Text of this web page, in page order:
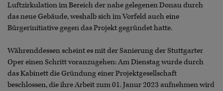
Luftzirkulation im Bereich der nahe gelegenen Donau durch
das neue Gebäude, weshalb sich im Vorfeld auch eine
Bürgerinitiative gegen das Projekt gegründet hatte.
Währenddessen scheint es mit der Sanierung der Stuttgarter
Oper einen Schritt voranzugehen: Am Dienstag wurde durch
das Kabinett die Gründung einer Projektgesellschaft
beschlossen, die ihre Arbeit zum 01. Janur 2023 aufnehmen wird